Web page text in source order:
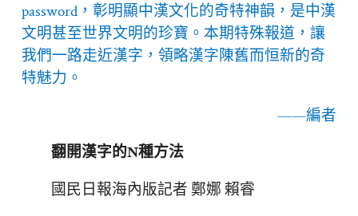
password，彰明顯中漢文化的奇特神韻，是中漢
文明甚至世界文明的珍寶。本期特殊報道，讓
我們一路走近漢字，領略漢字陳舊而恒新的奇
特魅力。
——編者
翻開漢字的N種方法
國民日報海內版記者 鄭娜 賴睿